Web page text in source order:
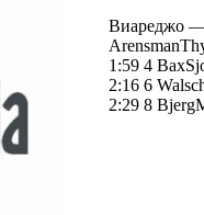
Виареджо —
1:59 4
2:16 6
2:29 8